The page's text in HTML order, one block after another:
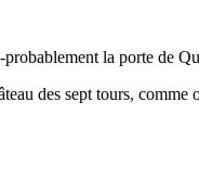
la porte de
des sept tours, comme